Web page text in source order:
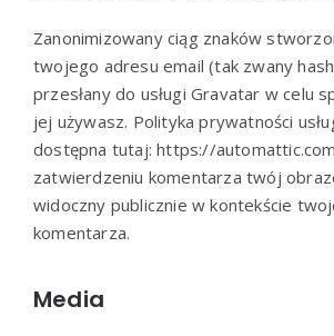
Zanonimizowany ciąg znaków
twojego adresu email (tak zwany
przesłany do usługi Gravatar w celu
jej używasz. Polityka prywatności
dostępna tutaj: https://
zatwierdzeniu komentarza twój
widoczny publicznie w kontekście
komentarza.
Media